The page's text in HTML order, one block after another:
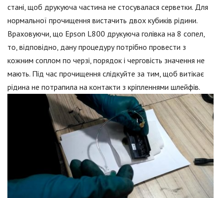
стані, щоб друкуюча частина не стосувалася серветки. Для
нормальної прочищення вистачить двох кубиків рідини.
Враховуючи, що Epson L800 друкуюча голівка на 8 сопел,
то, відповідно, дану процедуру потрібно провести з
кожним соплом по черзі, порядок і черговість значення не
мають. Під час прочищення слідкуйте за тим, щоб витікає
рідина не потрапила на контакти з кріпленнями шлейфів.